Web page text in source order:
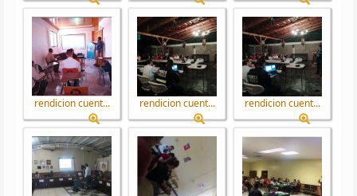
rendicion cuent... rendicion cuent... rendicion cuent...